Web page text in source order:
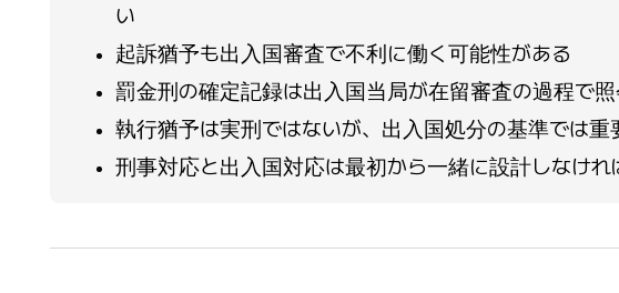
い
起訴猶予も出入国審査で不利に働く可能性がある
罰金刑の確定記録は出入国当局が在留審査の過程で
執行猶予は実刑ではないが、出入国処分の基準では重
刑事対応と出入国対応は最初から一緒に設計しなけれ